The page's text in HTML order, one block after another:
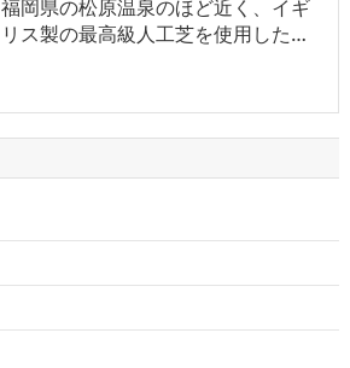
福岡県の松原温泉のほど近く、イギ
リス製の最高級人工芝を使用した…